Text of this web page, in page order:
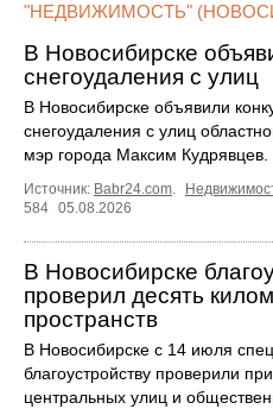
"НЕДВИЖИМОСТЬ"
В Новосибирске
снегоудаления с улиц
В Новосибирске объявили
снегоудаления с улиц
мэр города Максим Кудрявцев.
Источник: Babr24.com.
584 05.08.2026
В Новосибирске
проверил десять
пространств
В Новосибирске с 14 июля
благоустройству проверили
центральных улиц и